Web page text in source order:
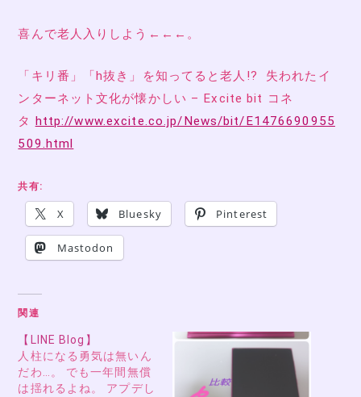
喜んで老人入りしよう←←←。
「キリ番」「h抜き」を知ってると老人!? 失われたイ
ンターネット文化が懐かしい – Excite bit コネ
タ http://www.excite.co.jp/News/bit/E1476690955
509.html
共有:
X Bluesky Pinterest
Mastodon
関連
【LINE Blog】
人柱になる勇気は無いん
だわ…。 でも一年間無償
は揺れるよね。 アプデし